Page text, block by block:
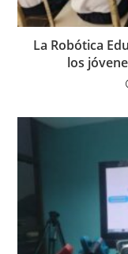
La Robótica
los